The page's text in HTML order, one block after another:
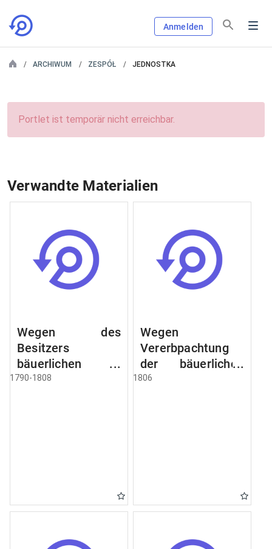
Anmelden
ARCHIWUM ZESPÓŁ JEDNOSTKA
Portlet ist temporär nicht erreichbar.
Verwandte Materialien
Wegen des
Besitzers
bäuerlichen
Grundstücke, den
1790-1808
Wegen
Vererbpachtung
der bäuerlichen
Grundstücke und
1806